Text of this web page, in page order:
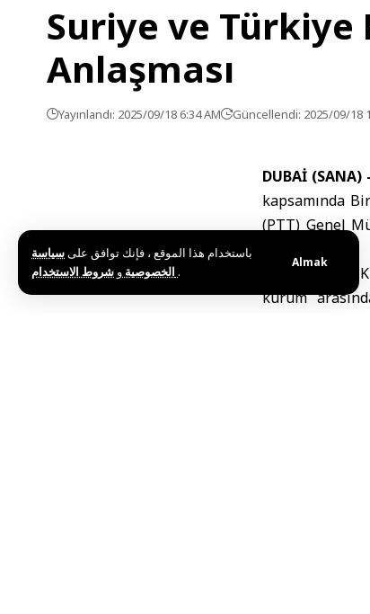
باستخدام هذا الموقع ، فإنك توافق علىسياسة
الخصوصية و .
Almak
Suriye ve Türkiye
Anlaşması
Yayınlandı: 2025/09/18 6:34 AM Güncellendi: 2025/09/18
DUBAİ (SANA)
kapsamında
(PTT) Genel
Suriye Posta
kurum